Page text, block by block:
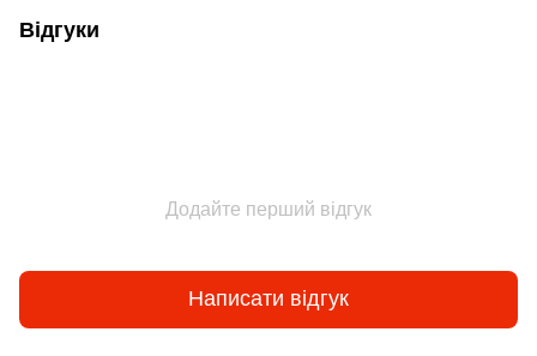
Відгуки
Додайте перший відгук
Написати відгук